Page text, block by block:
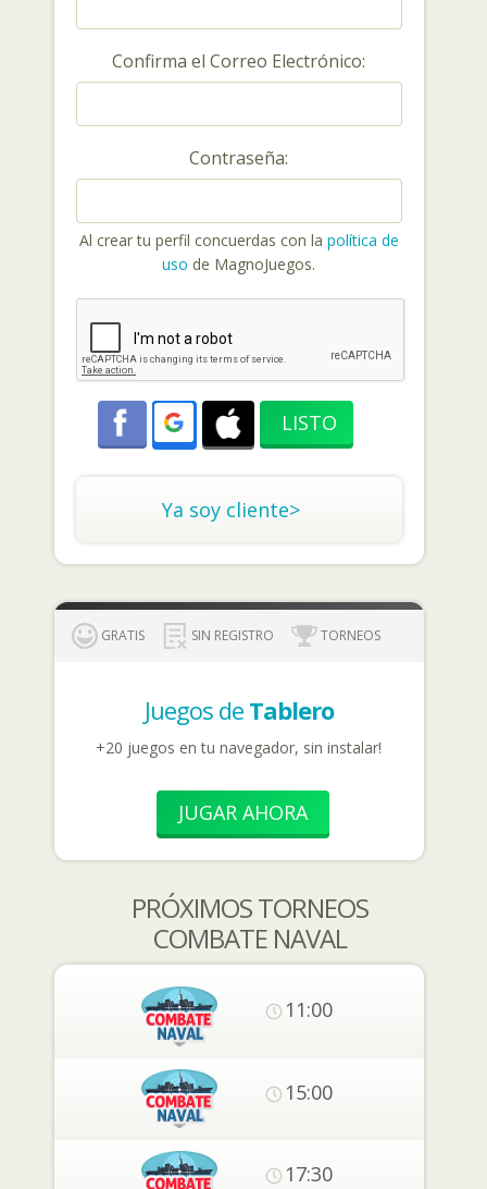
Confirma el Correo Electrónico:
Contraseña:
Al crear tu perfil concuerdas con la política de
uso de MagnoJuegos.
Ya soy cliente>
GRATIS SIN REGISTRO TORNEOS
Juegos de Tablero
+20 juegos en tu navegador, sin instalar!
JUGAR AHORA
PRÓXIMOS TORNEOS
COMBATE NAVAL
11:00
15:00
17:30